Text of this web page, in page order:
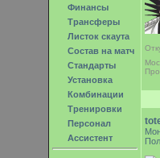
Финансы
Трансферы
Листок скаута
Состав на матч
Стандарты
Установка
Комбинации
Тренировки
Персонал
Ассистент